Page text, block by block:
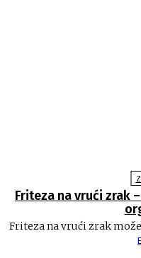
Friteza na vrući zrak
Friteza na vrući zrak